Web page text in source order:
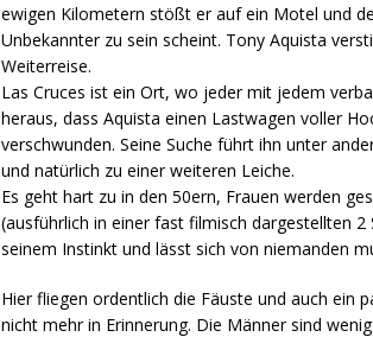
ewigen Kilometern stößt er auf ein Motel und
Unbekannter zu sein scheint. Tony Aquista
Weiterreise.
Las Cruces ist ein Ort, wo jeder mit jedem
heraus, dass Aquista einen Lastwagen voller
verschwunden. Seine Suche führt ihn unter
und natürlich zu einer weiteren Leiche.
Es geht hart zu in den 50ern, Frauen werden
(ausführlich in einer fast filmisch dargestellten
seinem Instinkt und lässt sich von niemanden
Hier fliegen ordentlich die Fäuste und auch ein
nicht mehr in Erinnerung. Die Männer sind